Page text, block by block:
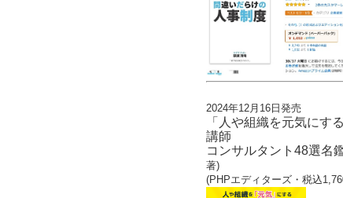
2024年12月16日発売
「人や組織を元気にす
講師
コンサルタント48選名
著)
(PHPエディターズ・税込